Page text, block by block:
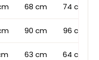
68 cm 74 cm
90 cm 96 cm
63 cm 64 cm